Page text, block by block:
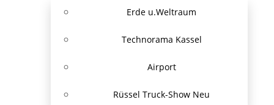
Erde u.Weltraum
Technorama Kassel
Airport
Rüssel Truck-Show Neu